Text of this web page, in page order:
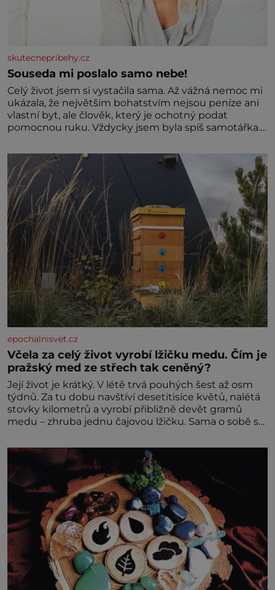
skutecnepribehy.cz
Souseda mi poslalo samo nebe!
Celý život jsem si vystačila sama. Až vážná nemoc mi
ukázala, že největším bohatstvím nejsou peníze ani
vlastní byt, ale člověk, který je ochotný podat
pomocnou ruku. Vždycky jsem byla spíš samotářka.
ani partnera. Stačily mi knihy, práce a hlavně klid.
Hned po studiích jsem odešla z rodného města,
epochalnisvet.cz
Včela za celý život vyrobí lžičku medu. Čím je
pražský med ze střech tak ceněný?
Její život je krátký. V létě trvá pouhých šest až osm
týdnů. Za tu dobu navštíví desetitisíce květů, nalétá
stovky kilometrů a vyrobí přibližně devět gramů
medu – zhruba jednu čajovou lžičku. Sama o sobě se
dalšími desítkami tisíc příslušnic svého včelstva,
vznikne jeden z nejdokonalejších organismů